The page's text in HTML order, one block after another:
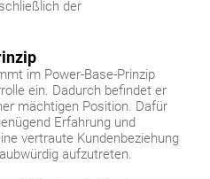
der
im Power-Base-Prinzip
ein. Dadurch befindet er
mächtigen Position. Dafür
Erfahrung und
vertraute Kundenbeziehung
aufzutreten.